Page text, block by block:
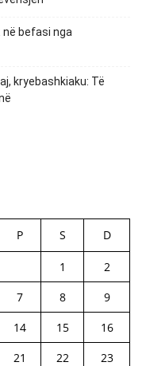
befasi nga
kryebashkiaku: Të
P S D
1
2
7 8
9
14 15
16
21 22
23